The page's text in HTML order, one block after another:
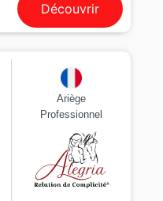
Découvrir
Ariège
Professionnel